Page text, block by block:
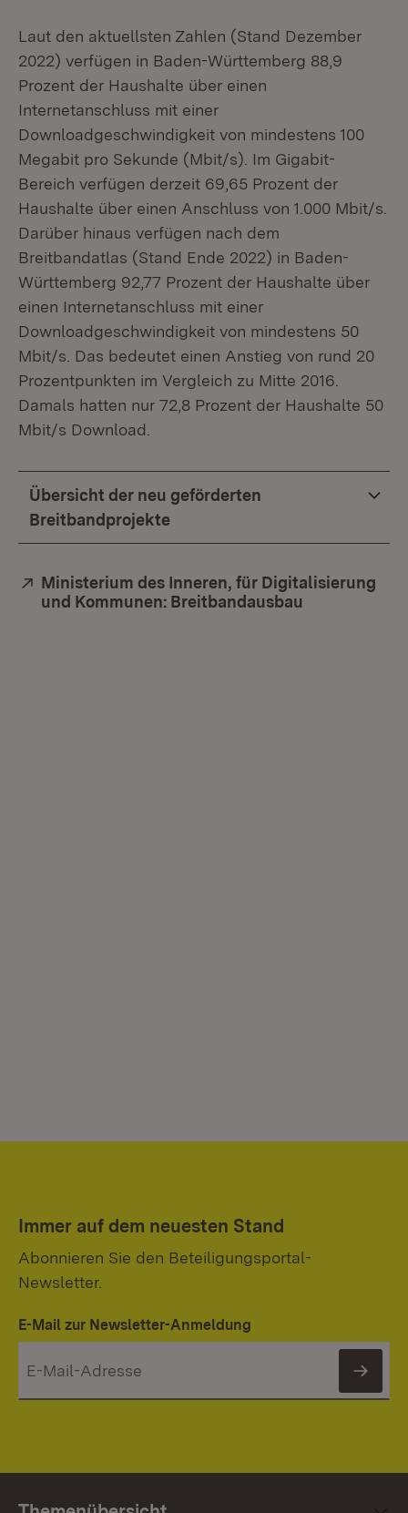
Laut den aktuellsten Zahlen (Stand Dezember
2022) verfügen in Baden-Württemberg 88,9
Prozent der Haushalte über einen
Internetanschluss mit einer
Downloadgeschwindigkeit von mindestens 100
Megabit pro Sekunde (Mbit/s). Im Gigabit-
Bereich verfügen derzeit 69,65 Prozent der
Haushalte über einen Anschluss von 1.000 Mbit/s.
Darüber hinaus verfügen nach dem
Breitbandatlas (Stand Ende 2022) in Baden-
Württemberg 92,77 Prozent der Haushalte über
einen Internetanschluss mit einer
Downloadgeschwindigkeit von mindestens 50
Mbit/s. Das bedeutet einen Anstieg von rund 20
Prozentpunkten im Vergleich zu Mitte 2016.
Damals hatten nur 72,8 Prozent der Haushalte 50
Mbit/s Download.
Übersicht der neu geförderten
Breitbandprojekte
Extern:
Ministerium des Inneren, für Digitalisierung
und Kommunen: Breitbandausbau
Immer auf dem neuesten Stand
Abonnieren Sie den Beteiligungsportal-
Newsletter.
E-Mail zur Newsletter-Anmeldung